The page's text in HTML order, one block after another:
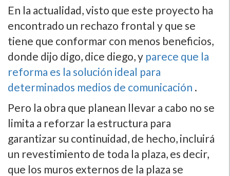
En la actualidad, visto que este proyecto ha
encontrado un rechazo frontal y que se
tiene que conformar con menos beneficios,
donde dijo digo, dice diego, y parece que la
reforma es la solución ideal para
determinados medios de comunicación .
Pero la obra que planean llevar a cabo no se
limita a reforzar la estructura para
garantizar su continuidad, de hecho, incluirá
un revestimiento de toda la plaza, es decir,
que los muros externos de la plaza se